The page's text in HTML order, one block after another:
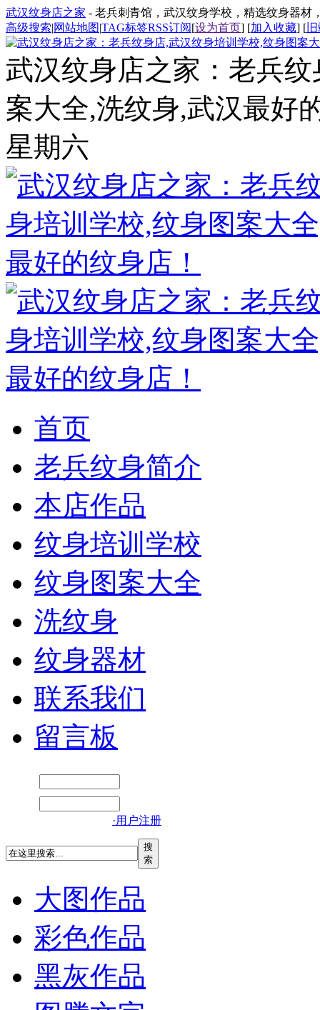
武汉纹身店之家 - 老兵刺青馆，武汉纹身学校，精选纹身器材
高级搜索|网站地图|TAG标签RSS订阅[设为首页] [加入收藏] [
武汉纹身店之家：老兵
案大全,洗纹身,武汉最好
星期六
首页
老兵纹身简介
本店作品
纹身培训学校
纹身图案大全
洗纹身
纹身器材
联系我们
留言板
·用户注册
搜
索
大图作品
彩色作品
黑灰作品